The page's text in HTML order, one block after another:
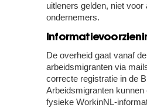
uitleners gelden, niet voor
ondernemers.
De overheid gaat vanaf
arbeidsmigranten via
correcte registratie in de
Arbeidsmigranten kunnen
fysieke WorkinNL-